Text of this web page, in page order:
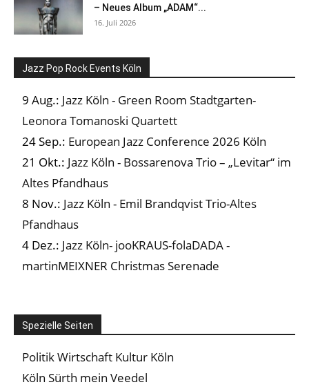
– Neues Album „ADAM“...
16. Juli 2026
Jazz Pop Rock Events Köln
9 Aug.: Jazz Köln - Green Room Stadtgarten-
Leonora Tomanoski Quartett
24 Sep.: European Jazz Conference 2026 Köln
21 Okt.: Jazz Köln - Bossarenova Trio – „Levitar“ im
Altes Pfandhaus
8 Nov.: Jazz Köln - Emil Brandqvist Trio-Altes
Pfandhaus
4 Dez.: Jazz Köln- jooKRAUS-folaDADA -
martinMEIXNER Christmas Serenade
Spezielle Seiten
Politik Wirtschaft Kultur Köln
Köln Sürth mein Veedel